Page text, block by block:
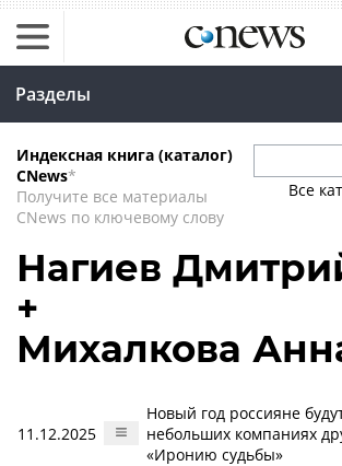
Разделы
Индексная книга (каталог)
CNews*
Получите все материалы
CNews по ключевому слову
Все
Нагиев
+
Михалкова
11.12.2025
Новый год россияне
небольших компаниях
«Иронию судьбы»